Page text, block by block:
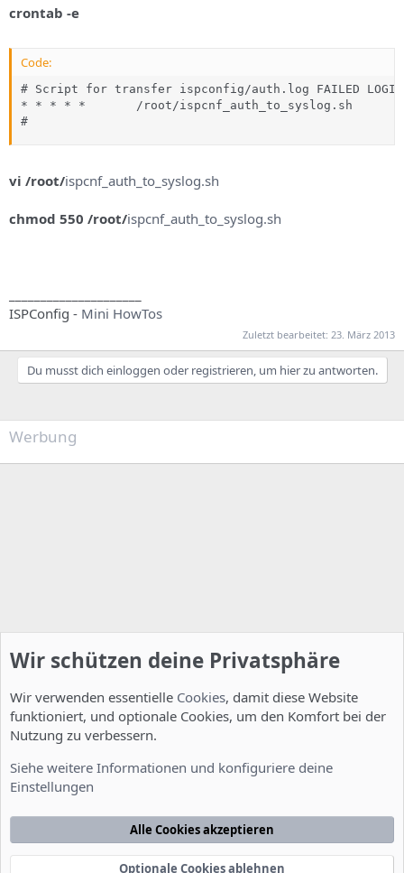
crontab -e
Code:
# Script for transfer ispconfig/auth.log FAILED
* * * * *       /root/ispcnf_auth_to_syslog.sh
#
vi /root/ispcnf_auth_to_syslog.sh
chmod 550 /root/ispcnf_auth_to_syslog.sh
ISPConfig - Mini HowTos
Zuletzt bearbeitet: 23. März 2013
Du musst dich einloggen oder registrieren, um hier zu antworten.
Werbung
Nutzungsbedingungen Datenschutzerklärung
Startseite
®
Wir schützen deine Privatsphäre
Wir verwenden essentielle Cookies, damit diese Website
funktioniert, und optionale Cookies, um den Komfort bei der
Nutzung zu verbessern.
Siehe weitere Informationen und konfiguriere deine
Einstellungen
Alle Cookies akzeptieren
Optionale Cookies ablehnen